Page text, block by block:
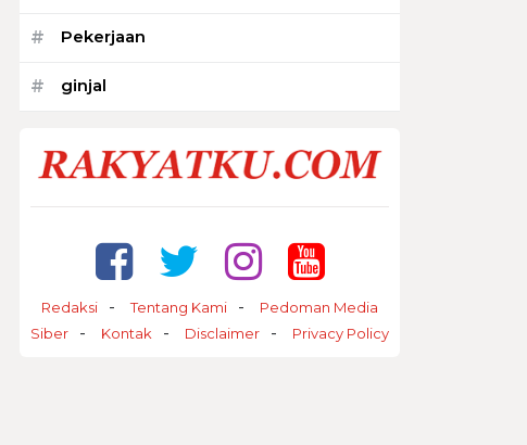
# Pekerjaan
# ginjal
Redaksi Tentang Kami
Pedoman Media
Siber
Kontak Disclaimer Privacy Policy